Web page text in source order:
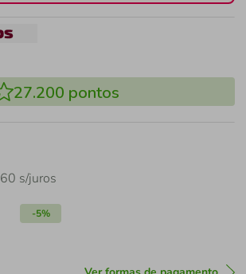
27.200 pontos
60 s/juros
-5%